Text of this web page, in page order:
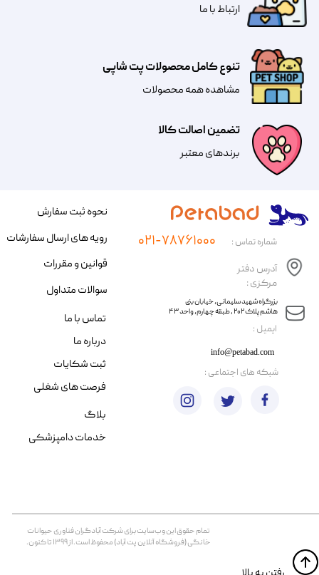
تضمین اصالت کالا
​​برندهای معتبر​​​​​​​
تنوع کامل محصولات پت شاپی
مشاهده همه محصولات
​​​ارتباط با ما
​ایمیل :
آدرس دفتر
مرکزی :
info@petabad.com
​​بزرگراه شهید سلیمانی، خیابان بنی
هاشم پلاک ۲۰۲ ، طبقه چهارم، واحد ۴۳
شماره تماس : ۰۲۱-۷۸۷۶۱۰۰۰
تمام حقوق اين وب‌سايت برای شرکت آبادگران فناوری حیوانات
خانگی (فروشگاه آنلاین پت آباد) محفوظ است. از ۱۳۹۹ تا کنون.
نحوه ثبت سفارش
رویه های ارسال سفارشات
قوانین و مقررات
سوالات متداول
تماس با ما
درباره ما
ثبت شکایات
فرصت های شغلی
​شبکه های اجتماعی :
بلاگ
خدمات دامپزشکی